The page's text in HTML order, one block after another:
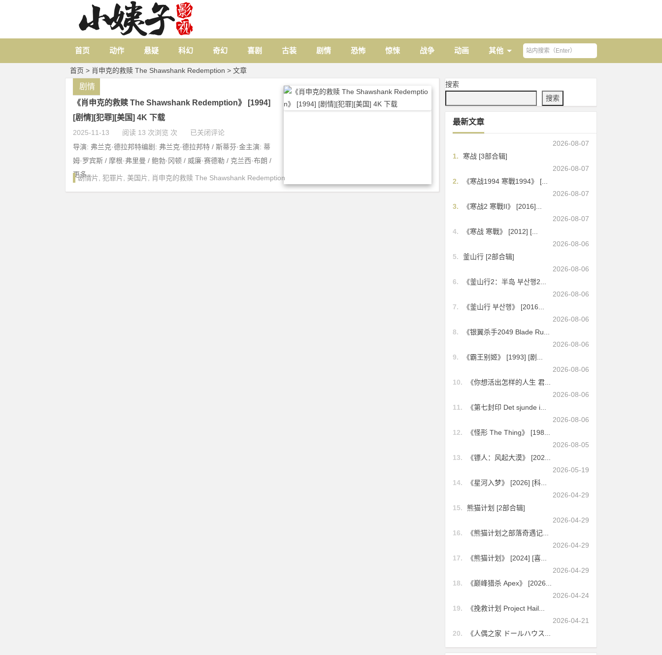
首页 动作 悬疑 科幻 奇幻 喜剧 古装 剧情 恐怖 惊悚 战争 动画 其他
首页 > 肖申克的救赎 The Shawshank Redemption > 文章
《肖申克的救赎 The Shawshank Redemption》 [1994]
[剧情][犯罪][美国] 4K 下载
2025-11-13 阅读 13 次浏览 次 已关闭评论
剧情
导演: 弗兰克·德拉邦特编剧: 弗兰克·德拉邦特 / 斯蒂芬·金主演: 蒂
姆·罗宾斯 / 摩根·弗里曼 / 鲍勃·冈顿 / 威廉·赛德勒 / 克兰西·布朗 /
更多.....
剧情片 犯罪片 美国片 肖申克的救赎 The Shawshank Redemption
搜索
搜索
最新文章
2026-08-07
1.
寒战 [3部合辑]
2026-08-07
2.
《寒战1994 寒戰1994》 [...
2026-08-07
3.
《寒战2 寒戰II》 [2016]...
2026-08-07
4.
《寒战 寒戰》 [2012] [...
2026-08-06
5.
釜山行 [2部合辑]
2026-08-06
6.
《釜山行2：半岛 부산행2...
2026-08-06
7.
《釜山行 부산행》 [2016...
2026-08-06
8.
《银翼杀手2049 Blade Ru...
2026-08-06
9.
《霸王别姬》 [1993] [剧...
2026-08-06
10.
《你想活出怎样的人生 君...
2026-08-06
11.
《第七封印 Det sjunde i...
2026-08-06
12.
《怪形 The Thing》 [198...
2026-08-05
13.
《镖人：风起大漠》 [202...
2026-05-19
14.
《星河入梦》 [2026] [科...
2026-04-29
15.
熊猫计划 [2部合辑]
2026-04-29
16.
《熊猫计划之部落奇遇记...
2026-04-29
17.
《熊猫计划》 [2024] [喜...
2026-04-29
18.
《巅峰猎杀 Apex》 [2026...
2026-04-24
19.
《挽救计划 Project Hail...
2026-04-21
20.
《人偶之家 ドールハウス...